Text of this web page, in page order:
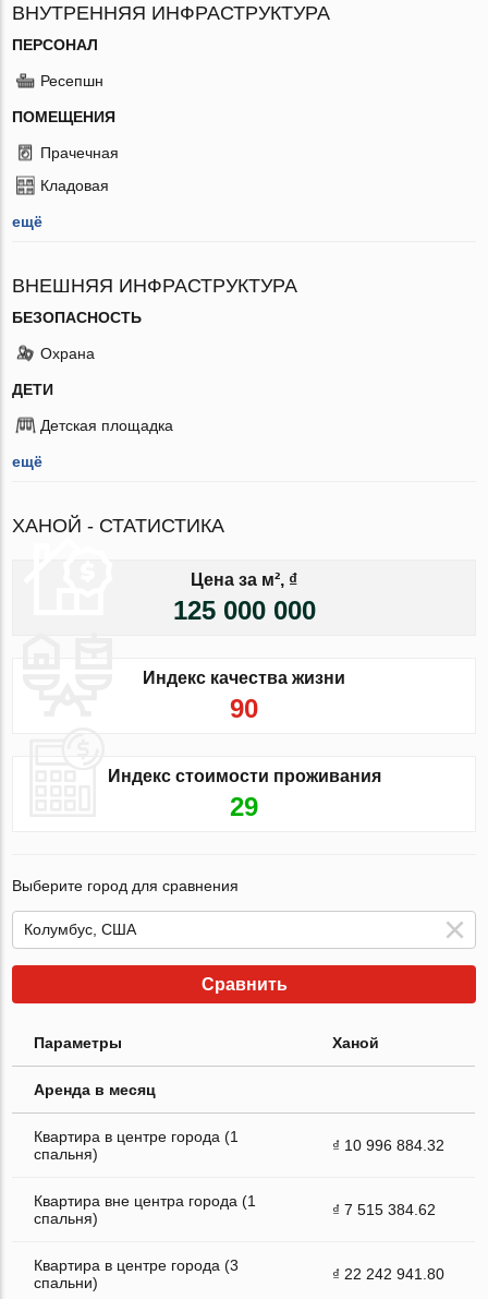
ВНУТРЕННЯЯ ИНФРАСТРУКТУРА
ПЕРСОНАЛ
Ресепшн
ПОМЕЩЕНИЯ
Прачечная
Кладовая
ещё
ВНЕШНЯЯ ИНФРАСТРУКТУРА
БЕЗОПАСНОСТЬ
Охрана
ДЕТИ
Детская площадка
ещё
ХАНОЙ - СТАТИСТИКА
Цена за м², ₫
125 000 000
Индекс качества жизни
90
Индекс стоимости проживания
29
Выберите город для сравнения
Сравнить
Параметры Ханой
Аренда в месяц
Квартира в центре города (1
спальня)
₫ 10 996 884.32
Квартира вне центра города (1
спальня)
₫ 7 515 384.62
Квартира в центре города (3
спальни)
₫ 22 242 941.80